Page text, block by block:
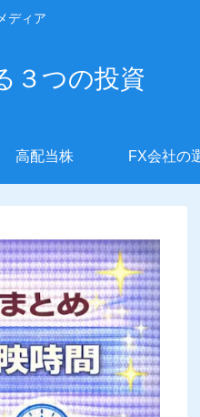
ディア
３つの投資
高配当株 FX会社の